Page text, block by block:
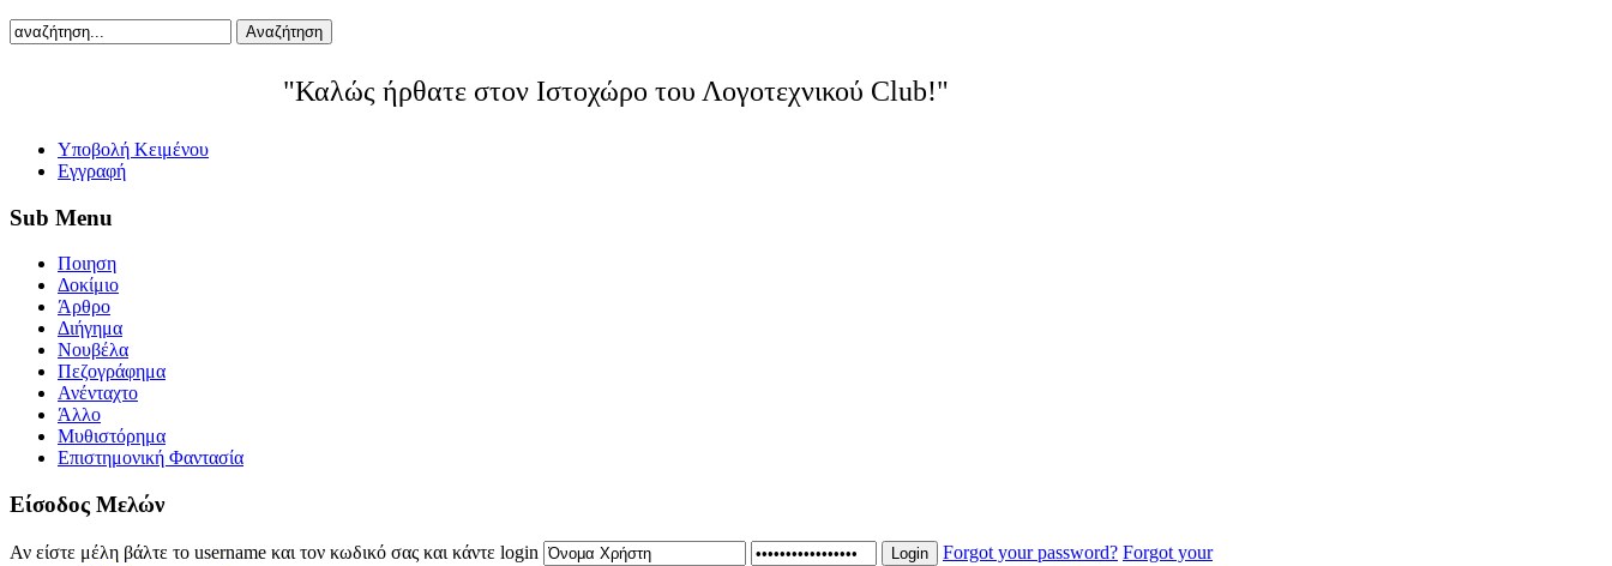
Αναζήτηση
"Καλώς ήρθατε στον Ιστοχώρο του Λογοτεχνικού Club!"
Yποβολή Κειμένου
Εγγραφή
Sub Menu
Ποιηση
Δοκίμιο
Άρθρο
Διήγημα
Νουβέλα
Πεζογράφημα
Ανένταχτο
Άλλο
Μυθιστόρημα
Επιστημονική Φαντασία
Eίσοδος Μελών
Αν είστε μέλη βάλτε το username και τον κωδικό σας και κάντε login Login Forgot your password? Forgot your